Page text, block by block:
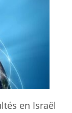
en Israël